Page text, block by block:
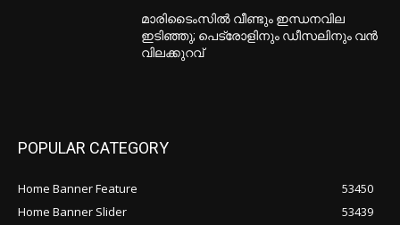
മാരിടൈംസിൽ വീണ്ടും ഇന്ധനവില
ഇടിഞ്ഞു; പെട്രോളിനും ഡീസലിനും വൻ
വിലക്കുറവ്
POPULAR CATEGORY
Home Banner Feature
53450
Home Banner Slider
53439